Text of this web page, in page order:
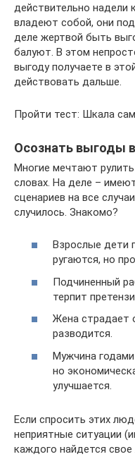
действительно
владеют собой, они
деле жертвой быть
балуют. В этом
выгоду получаете в
действовать дальше.
Пройти тест: Шкала
Осознать выгоды
Многие мечтают
словах. На деле –
сценариев на все
случилось. Знакомо?
Взрослые дети
ругаются, но
Подчиненный
терпит
Жена страдает
разводится.
Мужчина
но
улучшается.
Если спросить этих
неприятные ситуации
каждого найдется